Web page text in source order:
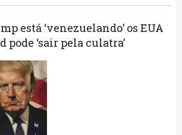
está ‘venezuelando’ os EUA
pode ‘sair pela culatra’